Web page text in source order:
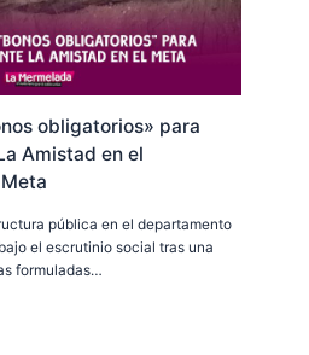
obligatorios» para
Amistad en el
pública en el departamento
el escrutinio social tras una
formuladas…